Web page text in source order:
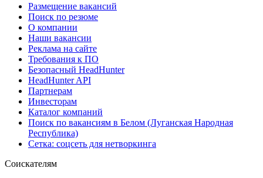
Размещение вакансий
Поиск по резюме
О компании
Наши вакансии
Реклама на сайте
Требования к ПО
Безопасный HeadHunter
HeadHunter API
Партнерам
Инвесторам
Каталог компаний
Поиск по вакансиям в Белом (Луганская Народная
Республика)
Сетка: соцсеть для нетворкинга
Соискателям